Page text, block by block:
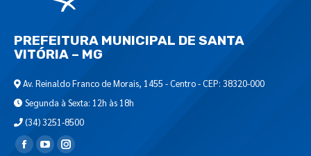
PREFEITURA MUNICIPAL DE SANTA
VITÓRIA – MG
Av. Reinaldo Franco de Morais, 1455 - Centro - CEP: 38320-000
Segunda à Sexta: 12h às 18h
(34) 3251-8500
Encontre-nos em: